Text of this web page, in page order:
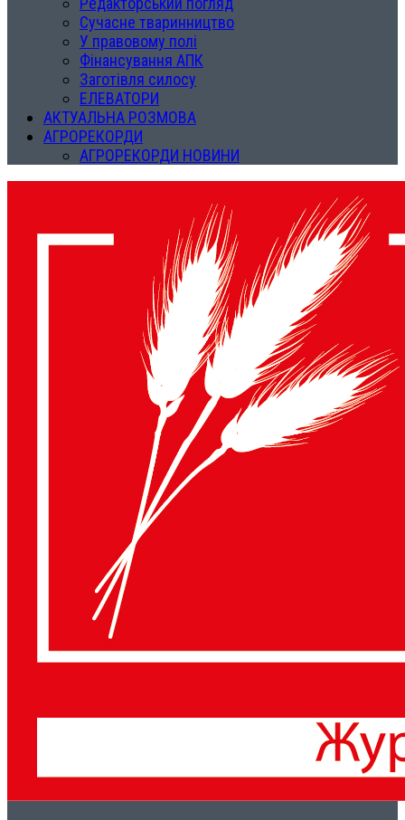
Сучасне тваринництво
У правовому полі
Фінансування АПК
Заготівля силосу
ЕЛЕВАТОРИ
АКТУАЛЬНА РОЗМОВА
АГРОРЕКОРДИ
АГРОРЕКОРДИ НОВИНИ